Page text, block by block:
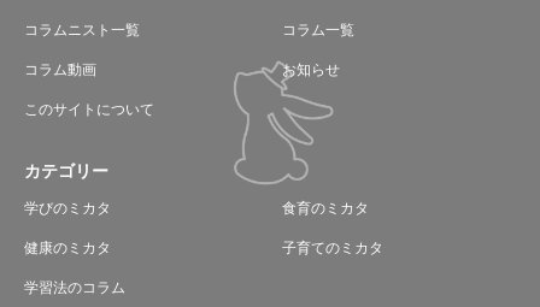
コラムニスト一覧 コラム一覧
コラム動画 お知らせ
このサイトについて
カテゴリー
学びのミカタ 食育のミカタ
健康のミカタ 子育てのミカタ
学習法のコラム